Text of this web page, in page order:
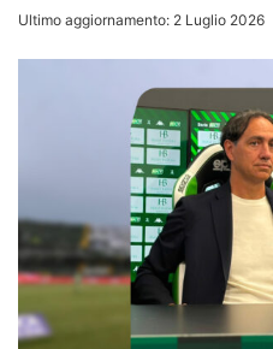
Ultimo aggiornamento: 2 Luglio 2026